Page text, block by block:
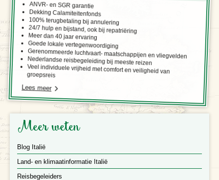
ANVR- en SGR garantie
Dekking Calamiteitenfonds
100% terugbetaling bij annulering
24/7 hulp en bijstand, ook bij repatriëring
Meer dan 40 jaar ervaring
Goede lokale vertegenwoordiging
Gerenommeerde luchtvaart- maatschappijen en vliegvelden
Nederlandse reisbegeleiding bij meeste reizen
Veel individuele vrijheid met comfort en veiligheid van
groepsreis
Lees meer
Meer weten
Blog Italië
Land- en klimaatinformatie Italië
Reisbegeleiders